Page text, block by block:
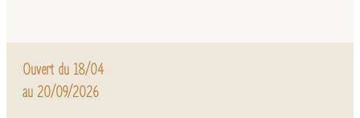
Ouvert du 18/04
au 20/09/2026